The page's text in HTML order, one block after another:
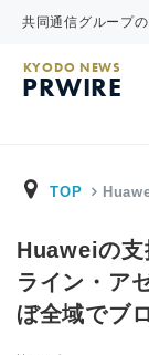
共同通信グループ
KYODO NEWS
PRWIRE
TOP
Huaweiの
ライン・ア
ぼ全域でブ